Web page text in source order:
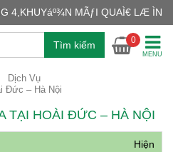
4,KHUYáº¾N MÃƒI QUAÌ€ LÆ ÌN
Tìm kiếm
GIỎ
Chưa
0
MENU
Dịch Vụ
Đức – Hà Nội
TẠI HOÀI ĐỨC – HÀ NỘI
Hiện